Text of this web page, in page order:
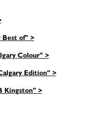
Best of" >
Colour" >
Edition" >
Kingston" >